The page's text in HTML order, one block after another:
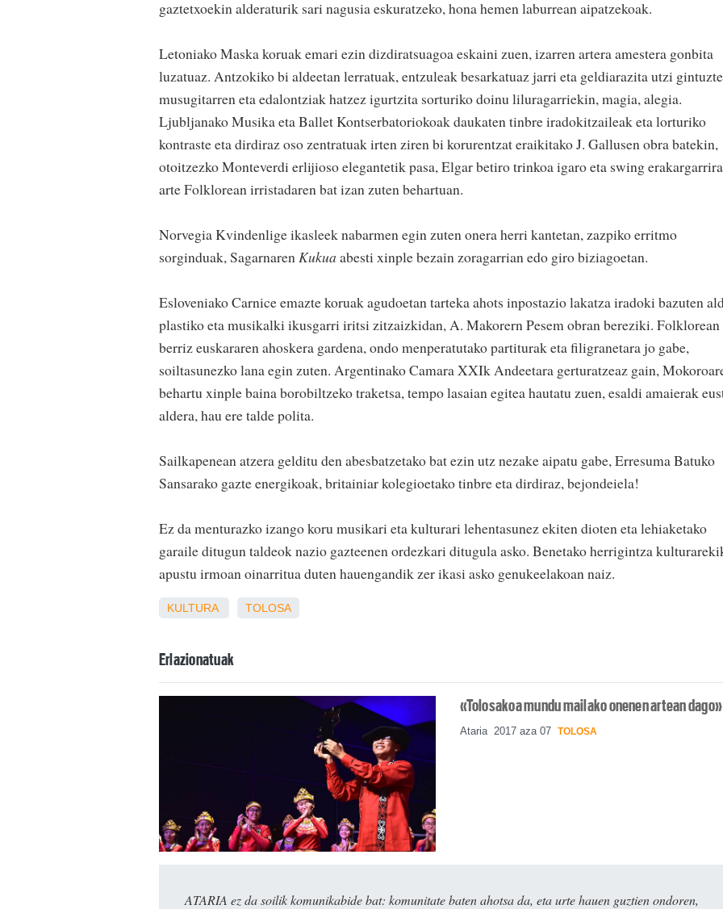
gaztetxoekin alderaturik sari nagusia eskuratzeko, hona hemen laburrean aipatzekoak.
Letoniako Maska koruak emari ezin dizdiratsuagoa eskaini zuen, izarren artera amestera gonbita
luzatuaz. Antzokiko bi aldeetan lerratuak, entzuleak besarkatuaz jarri eta geldiarazita utzi
musugitarren eta edalontziak hatzez igurtzita sorturiko doinu liluragarriekin, magia, alegia.
Ljubljanako Musika eta Ballet Kontserbatoriokoak daukaten tinbre iradokitzaileak eta lorturiko
kontraste eta dirdiraz oso zentratuak irten ziren bi korurentzat eraikitako J. Gallusen obra batekin,
otoitzezko Monteverdi erlijioso elegantetik pasa, Elgar betiro trinkoa igaro eta swing erakargarrira
arte Folklorean irristadaren bat izan zuten behartuan.
Norvegia Kvindenlige ikasleek nabarmen egin zuten onera herri kantetan, zazpiko erritmo
sorginduak, Sagarnaren Kukua abesti xinple bezain zoragarrian edo giro biziagoetan.
Esloveniako Carnice emazte koruak agudoetan tarteka ahots inpostazio lakatza iradoki bazuten
plastiko eta musikalki ikusgarri iritsi zitzaizkidan, A. Makorern Pesem obran bereziki. Folklorean
berriz euskararen ahoskera gardena, ondo menperatutako partiturak eta filigranetara jo gabe,
soiltasunezko lana egin zuten. Argentinako Camara XXIk Andeetara gerturatzeaz gain,
behartu xinple baina borobiltzeko traketsa, tempo lasaian egitea hautatu zuen, esaldi amaierak
aldera, hau ere talde polita.
Sailkapenean atzera gelditu den abesbatzetako bat ezin utz nezake aipatu gabe, Erresuma Batuko
Sansarako gazte energikoak, britainiar kolegioetako tinbre eta dirdiraz, bejondeiela!
Ez da menturazko izango koru musikari eta kulturari lehentasunez ekiten dioten eta lehiaketako
garaile ditugun taldeok nazio gazteenen ordezkari ditugula asko. Benetako herrigintza
apustu irmoan oinarritua duten hauengandik zer ikasi asko genukeelakoan naiz.
KULTURA TOLOSA
Erlazionatuak
«Tolosakoa mundu mailako onenen artean dago»
Ataria 2017 aza 07 TOLOSA
ATARIA ez da soilik komunikabide bat: komunitate baten ahotsa da, eta urte hauen guztien ondoren,